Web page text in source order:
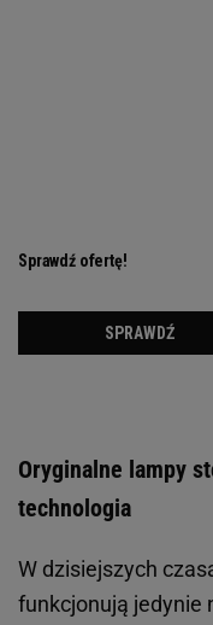
Oryginalne lampy
technologia
W dzisiejszych
funkcjonują jedynie